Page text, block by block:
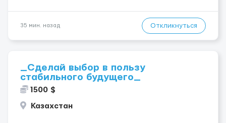
35 мин. назад Откликнуться
_Сделай выбор в пользу
стабильного будущего_
1500 $
Казахстан